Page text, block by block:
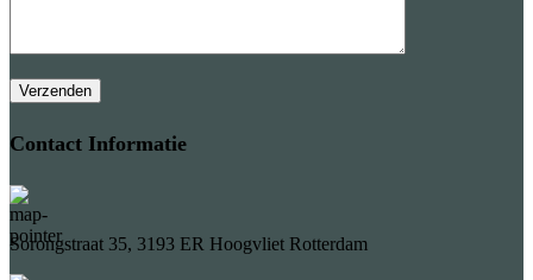
Contact Informatie
Sorongstraat 35, 3193 ER Hoogvliet Rotterdam